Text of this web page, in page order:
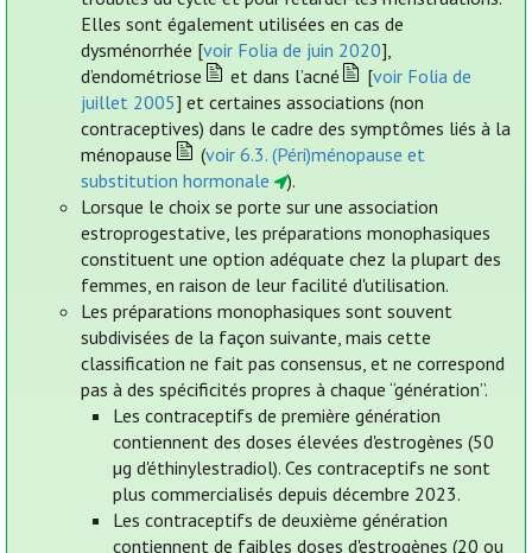
Elles sont également utilisées en cas de
dysménorrhée [voir Folia de juin 2020],
d’endométriose
et dans l’acné [voir Folia de
juillet 2005] et certaines associations (non
contraceptives) dans le cadre des symptômes liés à la
ménopause
(voir 6.3. (Péri)ménopause et
substitution hormonale
).
Lorsque le choix se porte sur une association
estroprogestative, les préparations monophasiques
constituent une option adéquate chez la plupart des
femmes, en raison de leur facilité d'utilisation.
Les préparations monophasiques sont souvent
subdivisées de la façon suivante, mais cette
classification ne fait pas consensus, et ne correspond
pas à des spécificités propres à chaque “génération”.
Les contraceptifs de première génération
contiennent des doses élevées d'estrogènes (50
µg d'éthinylestradiol). Ces contraceptifs ne sont
plus commercialisés depuis décembre 2023.
Les contraceptifs de deuxième génération
contiennent de faibles doses d'estrogènes (20 ou